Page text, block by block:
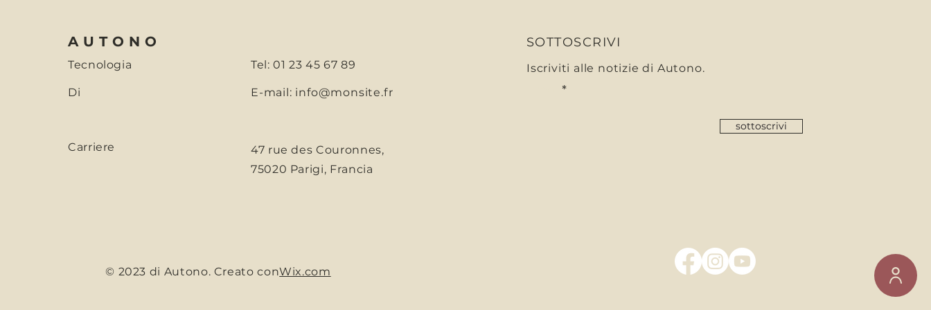
AUTONO
Tecnologia
Di
Carriere
Tel: 01 23 45 67 89
E-mail: info@monsite.fr
47 rue des Couronnes,
75020 Parigi, Francia
SOTTOSCRIVI
Iscriviti alle notizie di Autono.
sottoscrivi
© 2023 di Autono. Creato conWix.com